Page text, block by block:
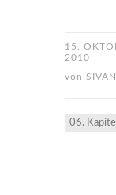
15.
2010
von
06. Kapitel